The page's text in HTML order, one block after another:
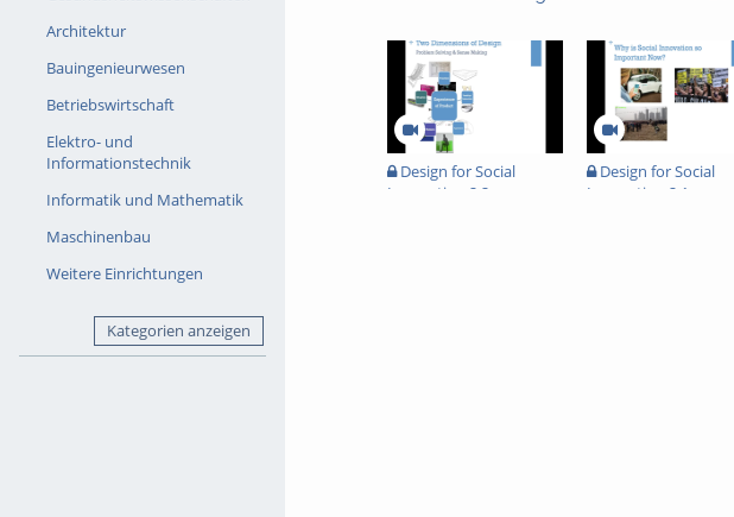
Architektur
Bauingenieurwesen
Betriebswirtschaft
Elektro- und
Informationstechnik
Informatik und Mathematik
Maschinenbau
Weitere Einrichtungen
Kategorien anzeigen
Design for Social
Innovation 2.2
Design for Social
Innovation 2.1